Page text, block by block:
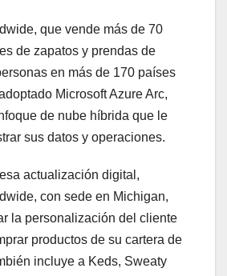
que vende más de 70
de zapatos y prendas de
en más de 170 países
Microsoft Azure Arc,
de nube híbrida que le
sus datos y operaciones.
actualización digital,
con sede en Michigan,
la personalización del cliente
productos de su cartera de
incluye a Keds, Sweaty